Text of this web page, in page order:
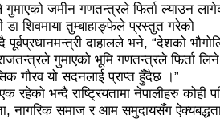
उपनिर्वाचन २०८१: एमालेभन्दा माओवादी
उपचुनाव सकियो: ६२ प्रतिशतभन्दा
सुनुवाई, गुनासो नआउने गरी काम
महत्वपूर्ण अवसर: प्रचण्ड
गुमाएको जमीन गणतन्त्रले फिर्ता ल्याउन
शिवमाया तुम्बाहाङ्फेले प्रस्तुत गरेको
दाहालले भने, “देशको
गुमाएको भूमि गणतन्त्रले फिर्ता लिने
गौरव यो सदनलाई प्राप्त हुँदैछ ।”
भन्दै राष्ट्रियतामा नेपालीहरु कोही
नागरिक समाज र आम समुदायसँग